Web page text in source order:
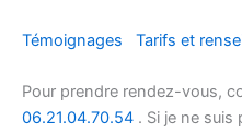
Témoignages Tarifs et
Pour prendre rendez-vous,
06.21.04.70.54 . Si je ne